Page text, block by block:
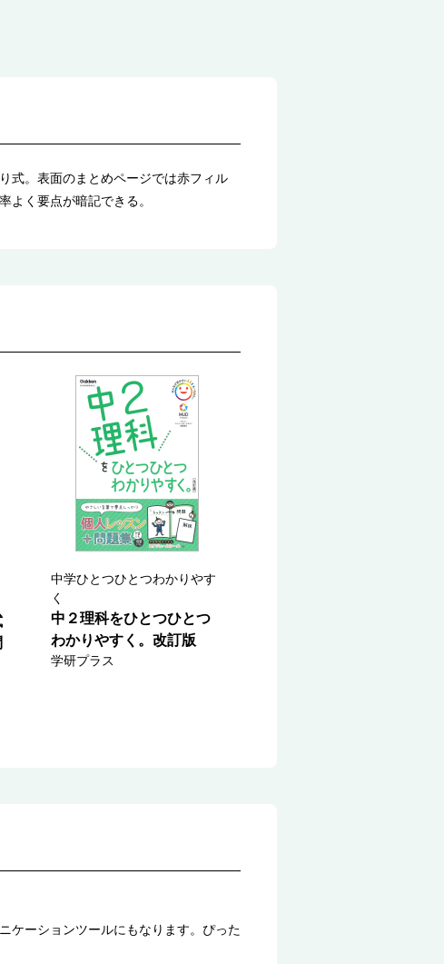
式。表面のまとめページでは赤フィル
よく要点が暗記できる。
中学ひとつひとつわかりやす
く
中２理科をひとつひとつ
わかりやすく。改訂版
学研プラス
ケーションツールにもなります。ぴった